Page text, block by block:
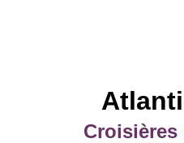
Croisières